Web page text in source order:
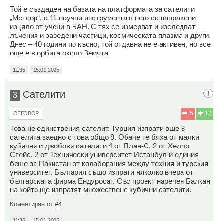
Той е създаден на базата на платформата за сателити
„Метеор“, а 11 научни инструмента в него са направени
изцяло от учени в БАН. С тях се измерват и изследват
лъчения и заредени частици, космическата плазма и други.
Днес – 40 години по късно, той отдавна не е активен, но все
още е в орбита около Земята
11:35 15.01.2025
3 Сателити
13
5
ОТГОВОР
Това не единствения сателит. Турция изпрати още 8
сателита заедно с това общо 9. Обаче те бяха от малки
кубични и джобови сателити 4 от План-С, 2 от Хелло
Спейс, 2 от Технически университет Истанбул и единия
беше за Пакистан от колаборация между техния и турския
университет. България също изпрати няколко вчера от
българската фирма Ендуросат. Със проект наречен Балкан
на който ще изпратят множествено кубични сателити.
Коментиран от #4